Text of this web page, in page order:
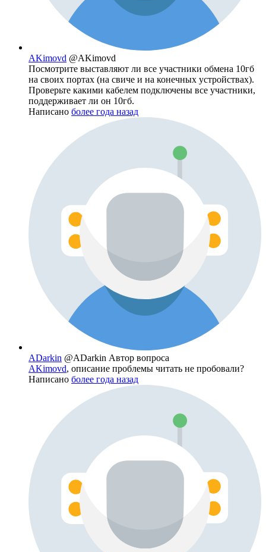
AKimovd @AKimovd
Посмотрите выставляют ли все участники обмена 10гб
на своих портах (на свиче и на конечных устройствах).
Проверьте какими кабелем подключены все участники,
поддерживает ли он 10гб.
Написано более года назад
ADarkin @ADarkin Автор вопроса
AKimovd, описание проблемы читать не пробовали?
Написано более года назад